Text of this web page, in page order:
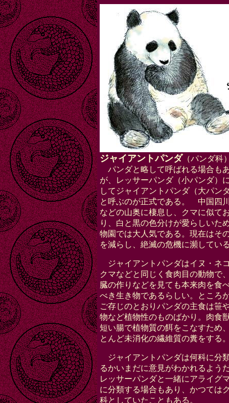
ジャイアントパンダ （パンダ科
パンダと略して呼ばれる場合も
が、レッサーパンダ（小パンダ）
してジャイアントパンダ（大パン
と呼ぶのが正式である。 中国四
などの山奥に棲息し、クマに似て
り、白と黒の色分けが愛らしいた
物園では大人気である。現在はそ
を減らし、絶滅の危機に瀕してい
ジャイアントパンダはイヌ・ネ
クマなどと同じく食肉目の動物で
臓の作りなどを見ても本来肉を食
べき生き物であるらしい。ところ
ご存じのとおりパンダの主食は笹
物など植物性のものばかり。肉食
短い腸で植物質の餌をこなすため
とんど未消化の繊維質の糞をする
ジャイアントパンダは何科に分
るかいまだに意見がわかれるよう
レッサーパンダと一緒にアライグ
に分類する場合もあり、かつては
科としていたこともある。